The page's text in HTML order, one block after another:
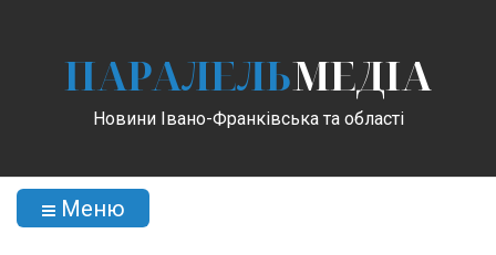
ПАРАЛЕЛЬМЕДІА
Новини Івано-Франківська та області
Меню